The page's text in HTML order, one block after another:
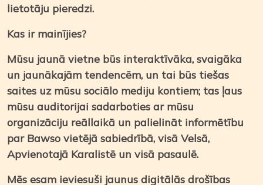
lietotāju pieredzi.
Kas ir mainījies?
Mūsu jaunā vietne būs interaktīvāka, svaigāka
un jaunākajām tendencēm, un tai būs tiešas
saites uz mūsu sociālo mediju kontiem; tas ļaus
mūsu auditorijai sadarboties ar mūsu
organizāciju reāllaikā un palielināt informētību
par Bawso vietējā sabiedrībā, visā Velsā,
Apvienotajā Karalistē un visā pasaulē.
Mēs esam ieviesuši jaunus digitālās drošības